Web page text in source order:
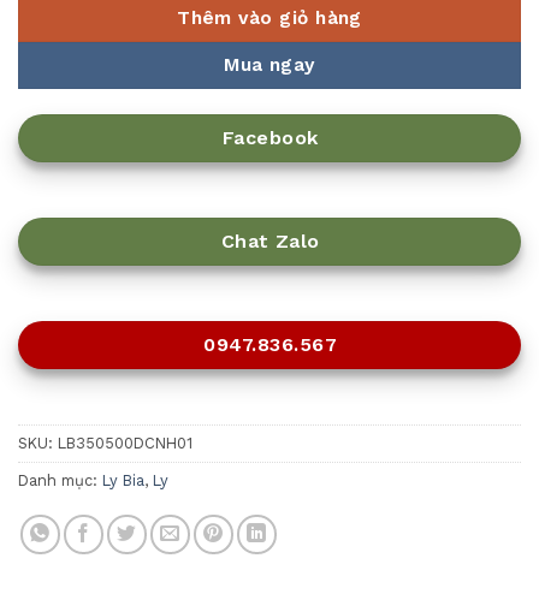
Thêm vào giỏ hàng
Mua ngay
Facebook
Chat Zalo
0947.836.567
SKU: LB350500DCNH01
Danh mục: Ly Bia, Ly